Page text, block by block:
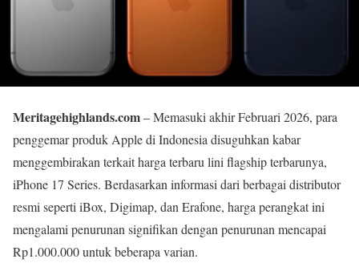
Meritagehighlands.com– Memasuki akhir Februari 2026, para
penggemar produk Apple di Indonesia disuguhkan kabar
menggembirakan terkait harga terbaru lini flagship terbarunya,
iPhone 17 Series. Berdasarkan informasi dari berbagai distributor
resmi seperti iBox, Digimap, dan Erafone, harga perangkat ini
mengalami penurunan signifikan dengan penurunan mencapai
Rp1.000.000 untuk beberapa varian.